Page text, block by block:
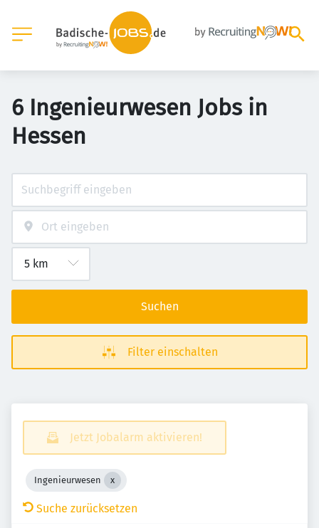
6 Ingenieurwesen Jobs in
Hessen
Suchen
Filter einschalten
Jetzt Jobalarm aktivieren!
Ingenieurwesen
Suche zurücksetzen